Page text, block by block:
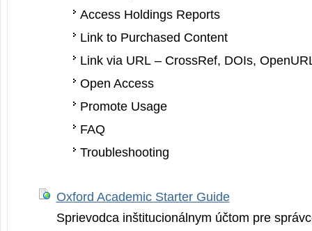
Access Holdings Reports
Link to Purchased Content
Link via URL – CrossRef, DOIs,
Open Access
Promote Usage
FAQ
Troubleshooting
Oxford Academic Starter Guide
Sprievodca inštitucionálnym účtom pre